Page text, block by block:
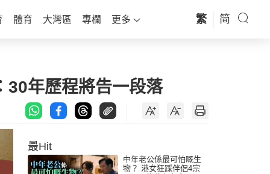
體育 大灣區 專欄 更多 繁 简
30年歷程將告一段落
最Hit
中年老公係最可怕嘅生
物？ 港女狂踩伴侶4宗